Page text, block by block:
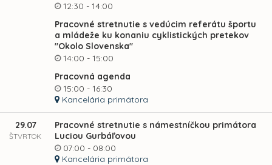
12:30 - 14:00
Pracovné stretnutie s vedúcim referátu športu
a mládeže ku konaniu cyklistických pretekov
"Okolo Slovenska"
14:00 - 15:00
Pracovná agenda
15:00 - 16:30
Kancelária primátora
29.07
ŠTVRTOK
Pracovné stretnutie s námestníčkou primátora
Luciou Gurbáľovou
07:00 - 08:00
Kancelária primátora